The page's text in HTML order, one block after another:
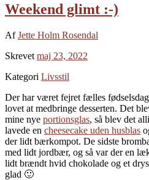
Weekend glimt :-)
AfJette Holm Rosendal
Skrevet maj 23, 2022
Kategori Livsstil
Der har været fejret fælles
lovet at medbringe desserten. Det
mine nye portionsglas, så blev det
lavede en cheesecake uden husblas
der lidt bærkompot. De sidste
med lidt jordbær, og så var der en
lidt brændt hvid chokolade og et
glad 🙂